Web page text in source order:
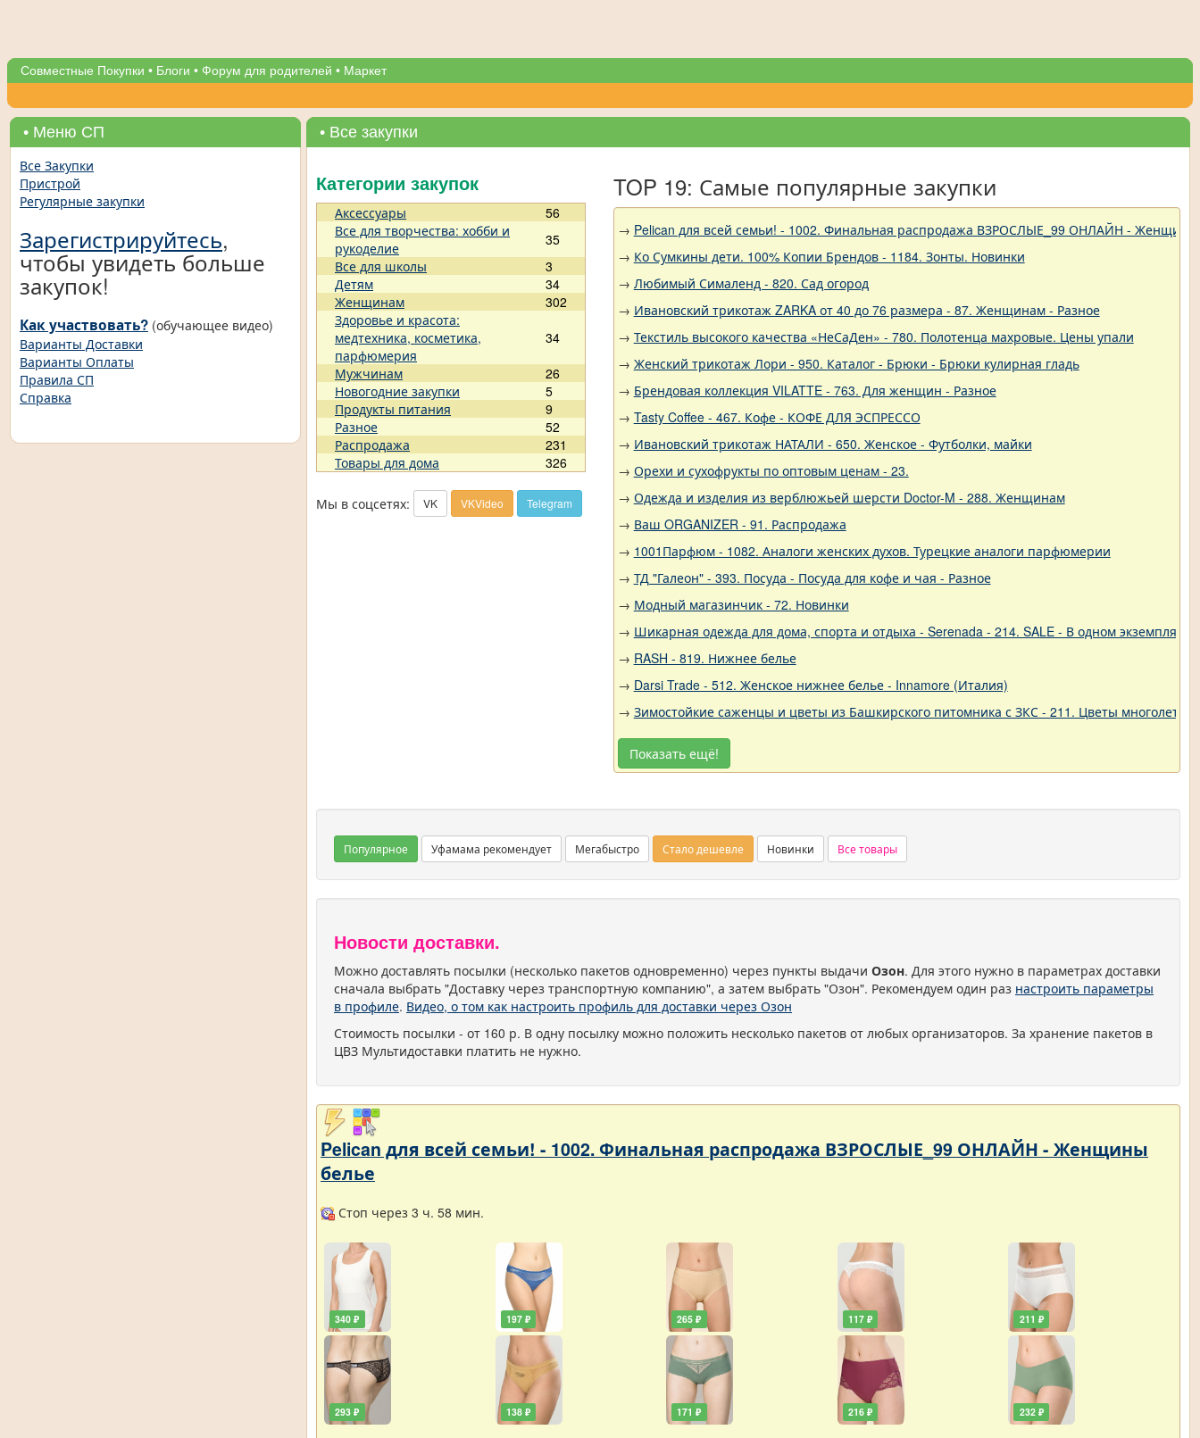
Совместные Покупки • Блоги • Форум для родителей • Маркет
• Меню СП
Все Закупки
Пристрой
Регулярные закупки
Зарегистрируйтесь,
чтобы увидеть больше
закупок!
Как участвовать? (обучающее видео)
Варианты Доставки
Варианты Оплаты
Правила СП
Справка
• Все закупки
Категории закупок
Аксессуары
56
Все для творчества: хобби и
рукоделие
35
Все для школы
3
Детям
34
Женщинам
302
Здоровье и красота:
медтехника, косметика,
парфюмерия
34
Мужчинам
26
Новогодние закупки
5
Продукты питания
9
Разное
52
Распродажа
231
Товары для дома
326
Мы в соцсетях: VK VKVideo Telegram
TOP 19: Самые популярные закупки
→ Pelican для всей семьи! - 1002. Финальная распродажа ВЗРОСЛЫЕ_99 ОНЛАЙН - Женщины
→ Ко Сумкины дети. 100% Копии Брендов - 1184. Зонты. Новинки
→ Любимый Сималенд - 820. Сад огород
→ Ивановский трикотаж ZARKA от 40 до 76 размера - 87. Женщинам - Разное
→ Текстиль высокого качества «НеСаДен» - 780. Полотенца махровые. Цены упали
→ Женский трикотаж Лори - 950. Каталог - Брюки - Брюки кулирная гладь
→ Брендовая коллекция VILATTE - 763. Для женщин - Разное
→ Tasty Coffee - 467. Кофе - КОФЕ ДЛЯ ЭСПРЕССО
→ Ивановский трикотаж НАТАЛИ - 650. Женское - Футболки, майки
→ Орехи и сухофрукты по оптовым ценам - 23.
→ Одежда и изделия из верблюжьей шерсти Doctor-M - 288. Женщинам
→ Ваш ORGANIZER - 91. Распродажа
→ 1001Парфюм - 1082. Аналоги женских духов. Турецкие аналоги парфюмерии
→ ТД "Галеон" - 393. Посуда - Посуда для кофе и чая - Разное
→ Модный магазинчик - 72. Новинки
→ Шикарная одежда для дома, спорта и отдыха - Serenada - 214. SALE - В одном экземпляре!
→ RASH - 819. Нижнее белье
→ Darsi Trade - 512. Женское нижнее белье - Innamore (Италия)
→ Зимостойкие саженцы и цветы из Башкирского питомника с ЗКС - 211. Цветы
Показать ещё!
Популярное Уфамама рекомендует Мегабыстро Стало дешевле Новинки Все товары
Новости доставки.
Можно доставлять посылки (несколько пакетов одновременно) через пункты выдачи Озон. Для этого нужно в параметрах доставки
сначала выбрать "Доставку через транспортную компанию", а затем выбрать "Озон". Рекомендуем один раз настроить параметры
в профиле. Видео, о том как настроить профиль для доставки через Озон
Стоимость посылки - от 160 р. В одну посылку можно положить несколько пакетов от любых организаторов. За хранение пакетов в
ЦВЗ Мультидоставки платить не нужно.
Pelican для всей семьи! - 1002. Финальная распродажа ВЗРОСЛЫЕ_99 ОНЛАЙН - Женщины
белье
Стоп через 3 ч. 58 мин.
340 ₽
293 ₽
197 ₽
138 ₽
265 ₽
171 ₽
117 ₽
216 ₽
211 ₽
232 ₽